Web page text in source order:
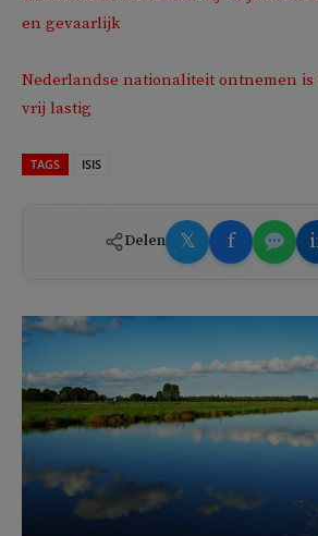
en gevaarlijk
Nederlandse nationaliteit ontnemen
vrij lastig
TAGS ISIS
Delen 𝕏 f